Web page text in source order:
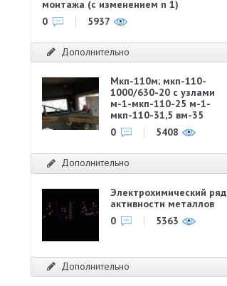
монтажа (с изменением n 1)
0
5937
Дополнительно
Мкп-110м; мкп-110-
1000/630-20 с узлами
м-1-мкп-110-25 м-1-
мкп-110-31,5 вм-35
0
5408
Дополнительно
Электрохимический ряд
активности металлов
0
5363
Дополнительно